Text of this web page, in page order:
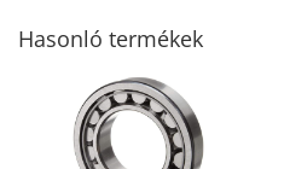
Hasonló termékek